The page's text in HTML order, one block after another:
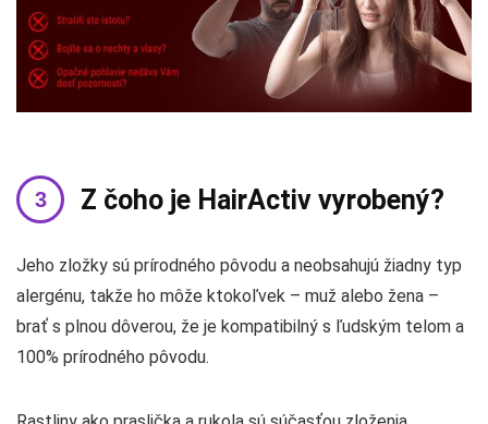
Z čoho je HairActiv vyrobený?
Jeho zložky sú prírodného pôvodu a neobsahujú žiadny typ
alergénu, takže ho môže ktokoľvek – muž alebo žena –
brať s plnou dôverou, že je kompatibilný s ľudským telom a
100% prírodného pôvodu.